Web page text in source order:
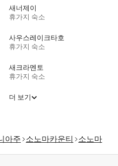
새너제이
휴가지 숙소
사우스레이크타호
휴가지 숙소
새크라멘토
휴가지 숙소
더 보기
아주 소노마카운티
소노마